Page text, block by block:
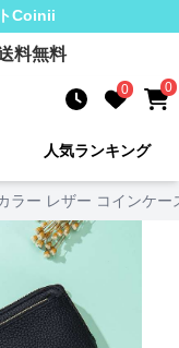
Coinii
料無料
0 0
人気ランキング
ラー レザー コインケー